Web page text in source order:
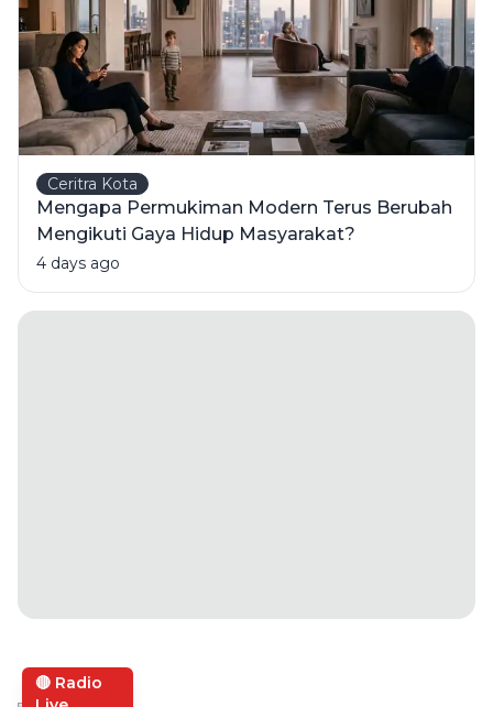
Ceritra Kota
Mengapa Permukiman Modern Terus Berubah
Mengikuti Gaya Hidup Masyarakat?
4 days ago
🔴 Radio